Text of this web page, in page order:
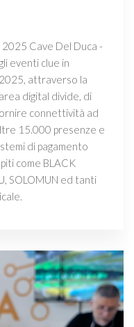
Cave Del Duca -
eventi clue in
attraverso la
digital divide, di
connettività ad
15.000 presenze e
di pagamento
come BLACK
SOLOMUN ed tanti